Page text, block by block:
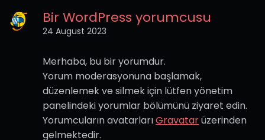
Bir WordPress yorumcusu
24 August 2023
Merhaba, bu bir yorumdur.
Yorum moderasyonuna başlamak,
düzenlemek ve silmek için lütfen yönetim
panelindeki yorumlar bölümünü ziyaret edin.
Yorumcuların avatarlarıGravatarüzerinden
gelmektedir.